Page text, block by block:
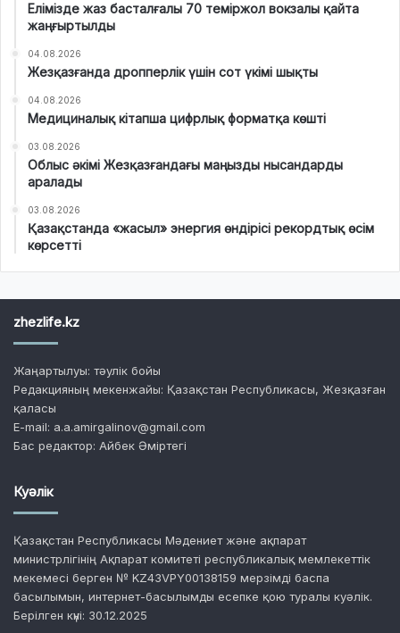
Елімізде жаз басталғалы 70 теміржол вокзалы қайта
жаңғыртылды
04.08.2026
Жезқазғанда дропперлік үшін сот үкімі шықты
04.08.2026
Медициналық кітапша цифрлық форматқа көшті
03.08.2026
Облыс әкімі Жезқазғандағы маңызды нысандарды
аралады
03.08.2026
Қазақстанда «жасыл» энергия өндірісі рекордтық өсім
көрсетті
zhezlife.kz
Жаңартылуы: тәулік бойы
Редакцияның мекенжайы: Қазақстан Республикасы, Жезқазған
қаласы
E-mail: a.a.amirgalinov@gmail.com
Бас редактор: Айбек Әміртегі
Куәлік
Қазақстан Республикасы Мәдениет және ақпарат
министрлігінің Ақпарат комитеті республикалық мемлекеттік
мекемесі берген № KZ43VPY00138159 мерзімді баспа
басылымын, интернет-басылымды есепке қою туралы куәлік.
Берілген күні: 30.12.2025